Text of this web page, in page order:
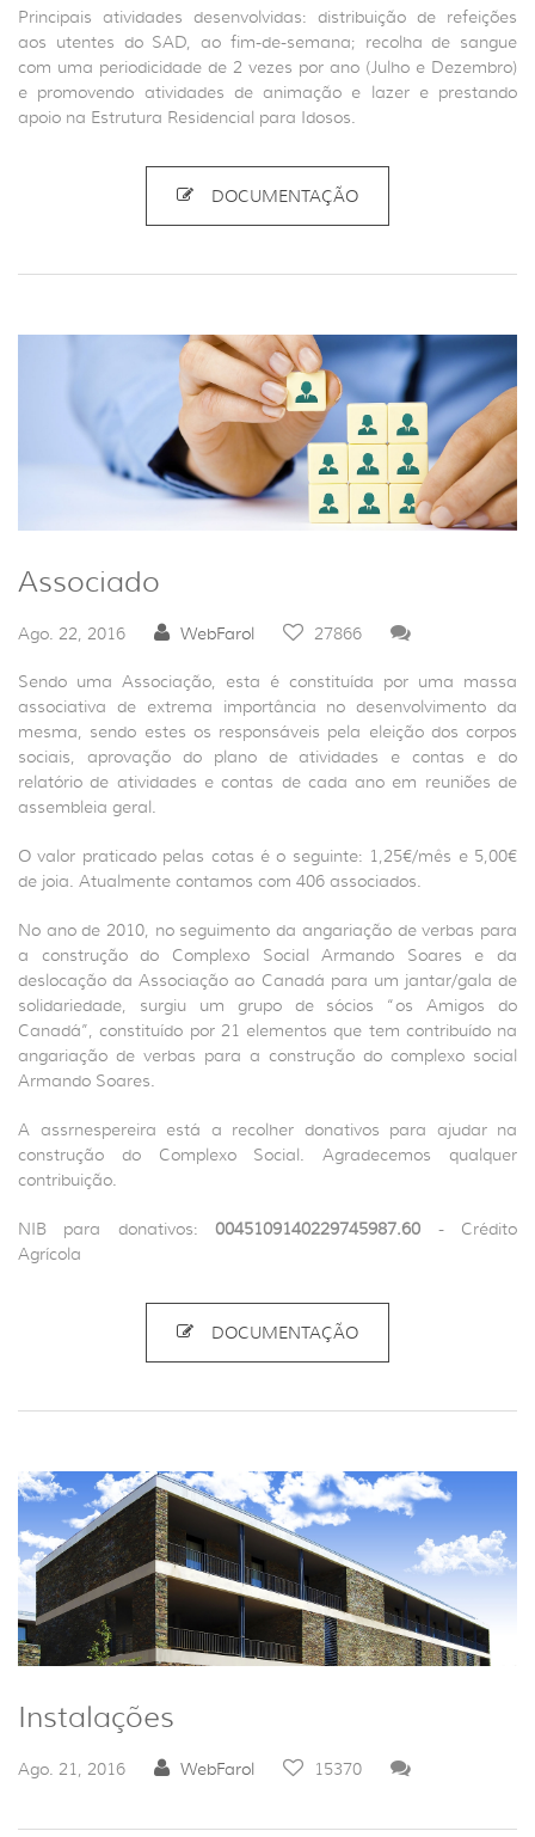
Principais atividades desenvolvidas: distribuição de refeições
aos utentes do SAD, ao fim-de-semana; recolha de sangue
com uma periodicidade de 2 vezes por ano (Julho e Dezembro)
e promovendo atividades de animação e lazer e prestando
apoio na Estrutura Residencial para Idosos.
DOCUMENTAÇÃO
Associado
Ago. 22, 2016 WebFarol 27866
Sendo uma Associação, esta é constituída por uma massa
associativa de extrema importância no desenvolvimento da
mesma, sendo estes os responsáveis pela eleição dos corpos
sociais, aprovação do plano de atividades e contas e do
relatório de atividades e contas de cada ano em reuniões de
assembleia geral.
O valor praticado pelas cotas é o seguinte: 1,25€/mês e 5,00€
de joia. Atualmente contamos com 406 associados.
No ano de 2010, no seguimento da angariação de verbas para
a construção do Complexo Social Armando Soares e da
deslocação da Associação ao Canadá para um jantar/gala de
solidariedade, surgiu um grupo de sócios “os Amigos do
Canadá”, constituído por 21 elementos que tem contribuído na
angariação de verbas para a construção do complexo social
Armando Soares.
A assrnespereira está a recolher donativos para ajudar na
construção do Complexo Social. Agradecemos qualquer
contribuição.
NIB para donativos:0045109140229745987.60 - Crédito
Agrícola
DOCUMENTAÇÃO
Instalações
Ago. 21, 2016 WebFarol 15370